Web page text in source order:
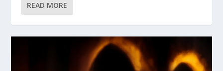
READ MORE